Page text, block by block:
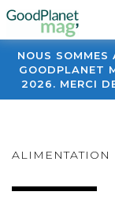
NOUS SOMMES
GOODPLANET
2026. MERCI
ALIMENTATION